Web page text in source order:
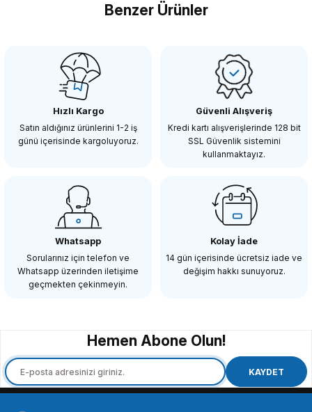
Yorum Yaz
Benzer Ürünler
Tilta WLC-T03 Nucleus-M Kablosuz Lens Kontrol Sistemi
Tilta WLC-T03-M1 Nucleus-M Motor Kit
20.318,57 TL
Tilta MB-T15 4×5.65 Mini Evrensel Hafif Mattebox
Hızlı Kargo
Satın aldığınız ürünlerini 1-2 iş
günü içerisinde kargoluyoruz.
Güvenli Alışveriş
Kredi kartı alışverişlerinde 128 bit
SSL Güvenlik sistemini
kullanmaktayız.
Whatsapp
Sorularınız için telefon ve
Whatsapp üzerinden iletişime
geçmekten çekinmeyin.
Kolay İade
14 gün içerisinde ücretsiz iade ve
değişim hakkı sunuyoruz.
Hemen Abone Olun!
KAYDET